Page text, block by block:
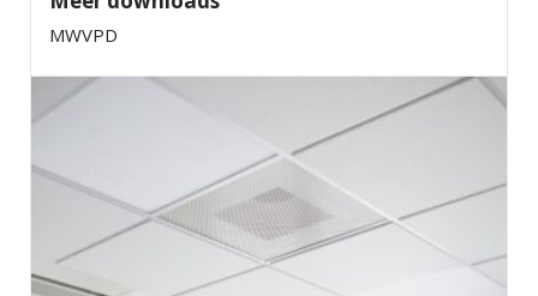
MWVPD